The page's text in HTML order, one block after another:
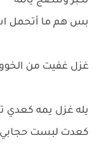
بس هم ما أتحمل
غزل غفيت من
يله غزل يمه كعدي
كعدت لبست